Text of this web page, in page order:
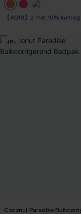
【AG18】2 met 10% korting
High Waist
-11%
Coconut Paradise